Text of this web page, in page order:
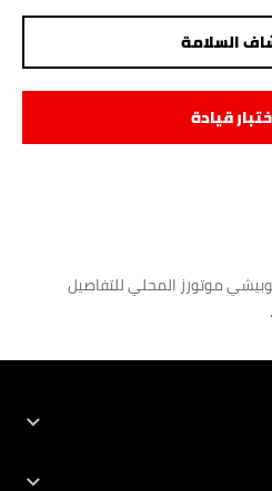
السلامة
قيادة
موتورز المحلي للتفاصيل